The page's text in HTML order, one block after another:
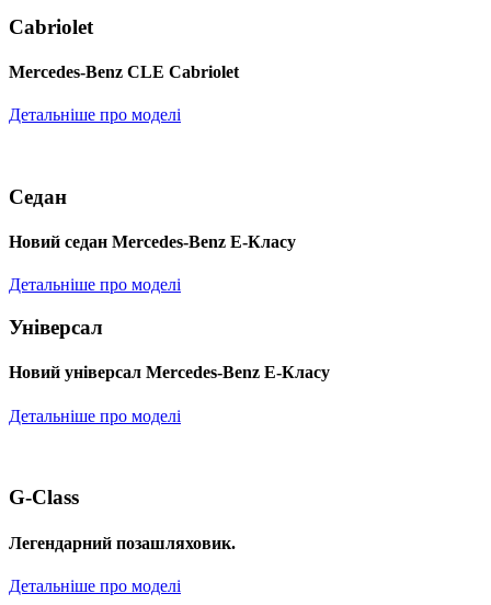
Cabriolet
Mercedes-Benz CLE Cabriolet
Детальніше про моделі
Седан
Новий седан Mercedes-Benz Е-Класу
Детальніше про моделі
Універсал
Новий універсал Mercedes-Benz E-Класу
Детальніше про моделі
G-Class
Легендарний позашляховик.
Детальніше про моделі